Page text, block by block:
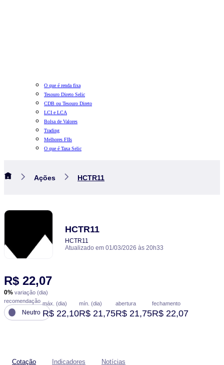
O que é renda fixa
Tesouro Direto Selic
CDB ou Tesouro Direto
LCI e LCA
Bolsa de Valores
Trading
Melhores FIIs
O que é Taxa Selic
Ações HCTR11
HCTR11
HCTR11
Atualizado em 01/03/2026 às 20h33
R$ 22,07
0% variação (dia)
recomendação
Neutro
máx. (dia)
R$ 22,10
mín. (dia)
R$ 21,75
abertura
R$ 21,75
fechamento
R$ 22,07
Cotação Indicadores Notícias